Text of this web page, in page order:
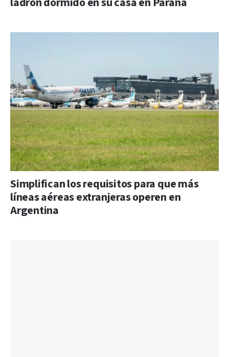
Simplifican los requisitos para que más
líneas aéreas extranjeras operen en
Argentina